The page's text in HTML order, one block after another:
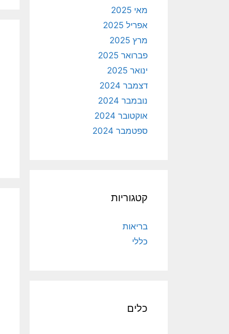
מאי 2025
אפריל 2025
מרץ 2025
פברואר 2025
ינואר 2025
דצמבר 2024
נובמבר 2024
אוקטובר 2024
ספטמבר 2024
קטגוריות
בריאות
כללי
כלים